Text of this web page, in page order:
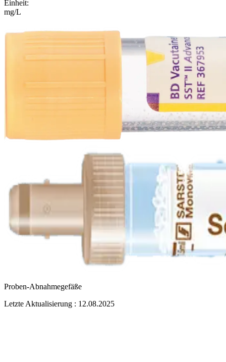
Einheit:
mg/L
Proben-Abnahmegefäße
Letzte Aktualisierung : 12.08.2025